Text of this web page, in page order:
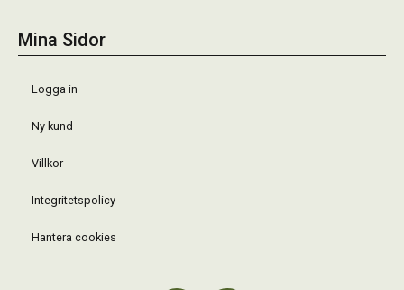
Mina Sidor
Logga in
Ny kund
Villkor
Integritetspolicy
Hantera cookies